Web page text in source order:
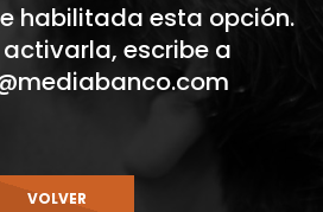
habilitada esta opción.
activarla, escribe a